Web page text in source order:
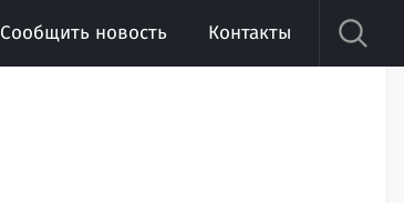
Сообщить новость Контакты